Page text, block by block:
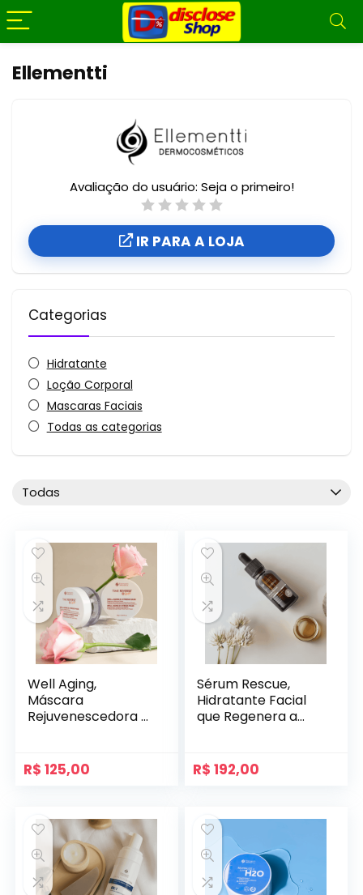
Ellementti
Avaliação do usuário: Seja o primeiro!
IR PARA A LOJA
Categorias
Hidratante
Loção Corporal
Mascaras Faciais
Todas as categorias
Todas
Well Aging,
Máscara
Rejuvenescedora e
R$ 125,00
Sérum Rescue,
Hidratante Facial
que Regenera a
Ceramidas
R$ 192,00